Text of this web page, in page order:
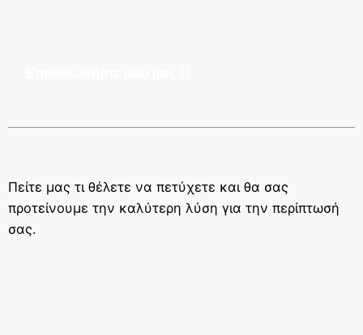
Πείτε μας τι θέλετε να πετύχετε και θα σας
προτείνουμε την καλύτερη λύση για την περίπτωσή
σας.